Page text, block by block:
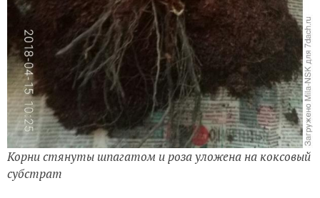
Корни стянуты шпагатом и роза уложена на коксовый
субстрат